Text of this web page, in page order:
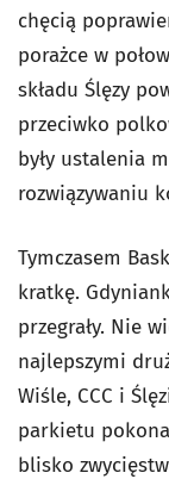
chęcią
porażce w
składu Ślęzy
przeciwko
były ustalenia
rozwiązywaniu
Tymczasem
kratkę.
przegrały. Nie
najlepszymi
Wiśle, CCC i
parkietu
blisko